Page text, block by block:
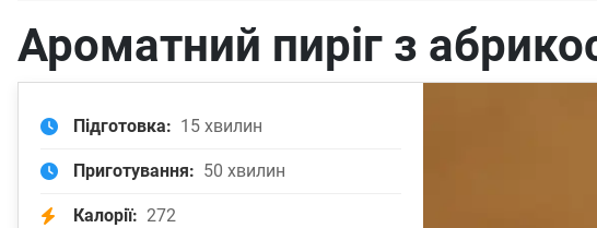
Ароматний пиріг з
Підготовка: 15 хвилин
Приготування: 50 хвилин
Калорії: 272